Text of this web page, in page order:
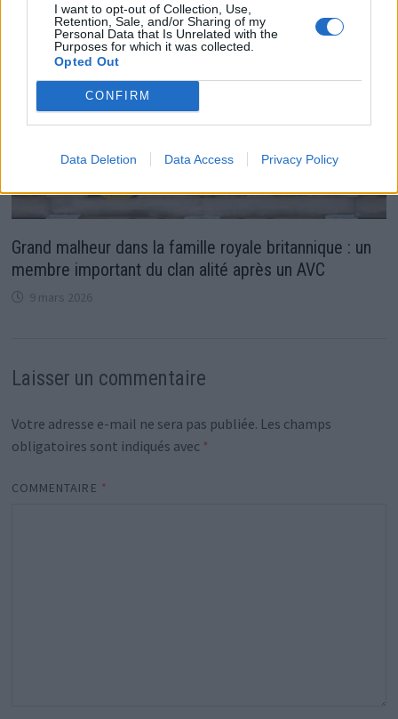
I want to opt-out of Collection, Use,
Retention, Sale, and/or Sharing of my
Personal Data that Is Unrelated with the
Purposes for which it was collected.
Opted Out
CONFIRM
Data Deletion Data Access Privacy Policy
Grand malheur dans la famille royale britannique : un
membre important du clan alité après un AVC
9 mars 2026
Laisser un commentaire
Votre adresse e-mail ne sera pas publiée. Les champs
obligatoires sont indiqués avec *
COMMENTAIRE *